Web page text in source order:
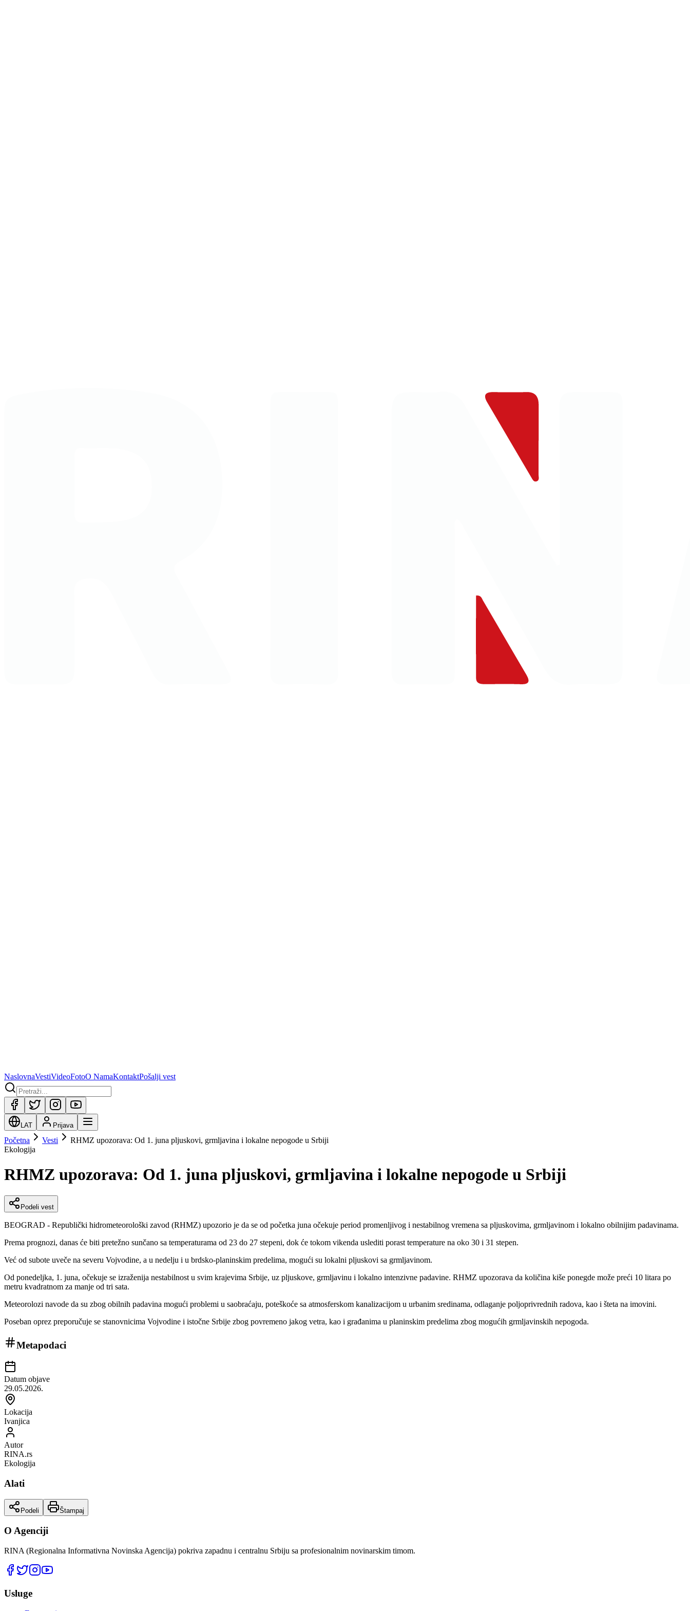
NaslovnaVestiVideoFotoO NamaKontaktPošalji vest
LAT Prijava
Početna Vesti
RHMZ upozorava: Od 1. juna pljuskovi, grmljavina i lokalne nepogode u Srbiji
Ekologija
RHMZ upozorava: Od 1. juna pljuskovi, grmljavina i lokalne nepogode u Srbiji
Podeli vest
BEOGRAD - Republički hidrometeorološki zavod (RHMZ) upozorio je da se od početka juna očekuje period promenljivog i nestabilnog vremena sa pljuskovima, grmljavinom i lokalno obilnijim padavinama.
Prema prognozi, danas će biti pretežno sunčano sa temperaturama od 23 do 27 stepeni, dok će tokom vikenda uslediti porast temperature na oko 30 i 31 stepen.
Već od subote uveče na severu Vojvodine, a u nedelju i u brdsko-planinskim predelima, mogući su lokalni pljuskovi sa grmljavinom.
Od ponedeljka, 1. juna, očekuje se izraženija nestabilnost u svim krajevima Srbije, uz pljuskove, grmljavinu i lokalno intenzivne padavine. RHMZ upozorava da količina kiše ponegde može preći 10 litara po
metru kvadratnom za manje od tri sata.
Meteorolozi navode da su zbog obilnih padavina mogući problemi u saobraćaju, poteškoće sa atmosferskom kanalizacijom u urbanim sredinama, odlaganje poljoprivrednih radova, kao i šteta na imovini.
Poseban oprez preporučuje se stanovnicima Vojvodine i istočne Srbije zbog povremeno jakog vetra, kao i građanima u planinskim predelima zbog mogućih grmljavinskih nepogoda.
Metapodaci
Datum objave
29.05.2026.
Lokacija
Ivanjica
Autor
RINA.rs
Ekologija
Alati
Podeli Štampaj
O Agenciji
RINA (Regionalna Informativna Novinska Agencija) pokriva zapadnu i centralnu Srbiju sa profesionalnim novinarskim timom.
Usluge